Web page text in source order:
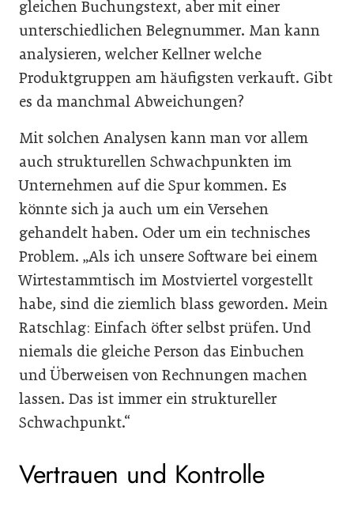
gleichen Buchungstext, aber mit einer
unterschiedlichen Belegnummer. Man kann
analysieren, welcher Kellner welche
Produktgruppen am häufigsten verkauft. Gibt
es da manchmal Abweichungen?
Mit solchen Analysen kann man vor allem
auch strukturellen Schwachpunkten im
Unternehmen auf die Spur kommen. Es
könnte sich ja auch um ein Versehen
gehandelt haben. Oder um ein technisches
Problem. „Als ich unsere Software bei einem
Wirtestammtisch im Mostviertel vorgestellt
habe, sind die ziemlich blass geworden. Mein
Ratschlag: Einfach öfter selbst prüfen. Und
niemals die gleiche Person das Einbuchen
und Überweisen von Rechnungen machen
lassen. Das ist immer ein struktureller
Schwachpunkt.“
Vertrauen und Kontrolle